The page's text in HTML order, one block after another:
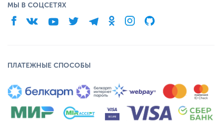
МЫ В СОЦСЕТЯХ
ПЛАТЕЖНЫЕ СПОСОБЫ